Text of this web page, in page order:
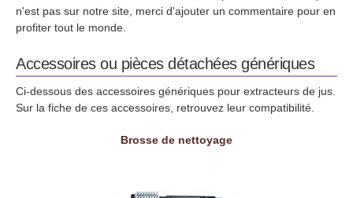
n'est pas sur notre site, merci d'ajouter un commentaire pour en
profiter tout le monde.
Accessoires ou pièces détachées génériques
Ci-dessous des accessoires génériques pour extracteurs de jus.
Sur la fiche de ces accessoires, retrouvez leur compatibilité.
Brosse de nettoyage